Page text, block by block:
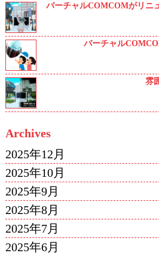
バーチャルCOMCOMがリニ
バーチャル
雰
Archives
2025年12月
2025年10月
2025年9月
2025年8月
2025年7月
2025年6月